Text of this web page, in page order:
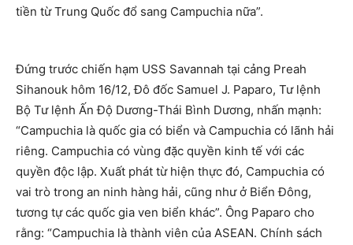
tiền từ Trung Quốc đổ sang Campuchia nữa”.
Đứng trước chiến hạm USS Savannah tại cảng Preah
Sihanouk hôm 16/12, Đô đốc Samuel J. Paparo, Tư lệnh
Bộ Tư lệnh Ấn Độ Dương-Thái Bình Dương, nhấn mạnh:
“Campuchia là quốc gia có biển và Campuchia có lãnh hải
riêng. Campuchia có vùng đặc quyền kinh tế với các
quyền độc lập. Xuất phát từ hiện thực đó, Campuchia có
vai trò trong an ninh hàng hải, cũng như ở Biển Đông,
tương tự các quốc gia ven biển khác”. Ông Paparo cho
rằng: “Campuchia là thành viên của ASEAN. Chính sách